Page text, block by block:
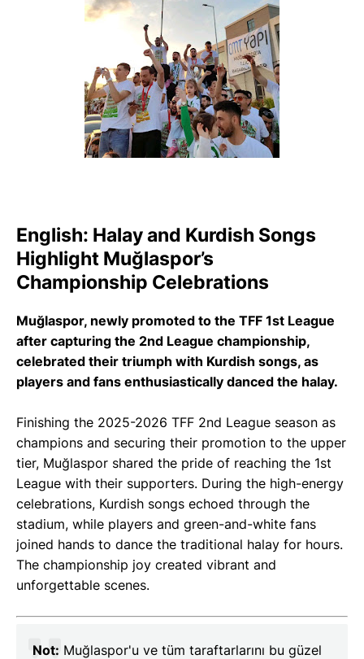
English: Halay and Kurdish Songs
Highlight Muğlaspor’s
Championship Celebrations
Muğlaspor, newly promoted to the TFF 1st League
after capturing the 2nd League championship,
celebrated their triumph with Kurdish songs, as
players and fans enthusiastically danced the halay.
Finishing the 2025-2026 TFF 2nd League season as
champions and securing their promotion to the upper
tier, Muğlaspor shared the pride of reaching the 1st
League with their supporters. During the high-energy
celebrations, Kurdish songs echoed through the
stadium, while players and green-and-white fans
joined hands to dance the traditional halay for hours.
The championship joy created vibrant and
unforgettable scenes.
Not: Muğlaspor'u ve tüm taraftarlarını bu güzel